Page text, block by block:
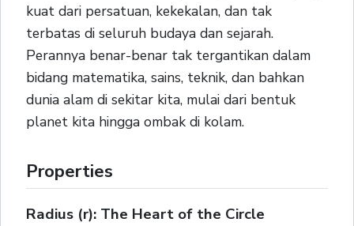
kuat dari persatuan, kekekalan, dan tak
terbatas di seluruh budaya dan sejarah.
Perannya benar-benar tak tergantikan dalam
bidang matematika, sains, teknik, dan bahkan
dunia alam di sekitar kita, mulai dari bentuk
planet kita hingga ombak di kolam.
Properties
Radius (r): The Heart of the Circle